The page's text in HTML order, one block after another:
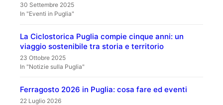
30 Settembre 2025
In "Eventi in Puglia"
La Ciclostorica Puglia compie cinque anni: un
viaggio sostenibile tra storia e territorio
23 Ottobre 2025
In "Notizie sulla Puglia"
Ferragosto 2026 in Puglia: cosa fare ed eventi
22 Luglio 2026